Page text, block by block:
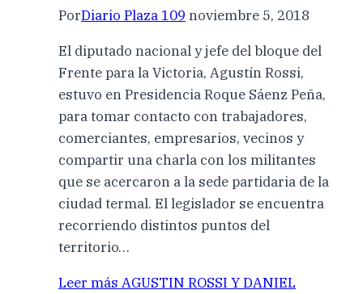
PorDiario Plaza 109 noviembre 5, 2018
El diputado nacional y jefe del bloque del
Frente para la Victoria, Agustín Rossi,
estuvo en Presidencia Roque Sáenz Peña,
para tomar contacto con trabajadores,
comerciantes, empresarios, vecinos y
compartir una charla con los militantes
que se acercaron a la sede partidaria de la
ciudad termal. El legislador se encuentra
recorriendo distintos puntos del
territorio…
Leer más AGUSTIN ROSSI Y DANIEL